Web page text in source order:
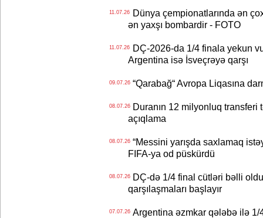
11.07.26Dünya çempionatlarında ən
ən yaxşı bombardir - FOTO
11.07.26DÇ-2026-da 1/4 finala yekun
Argentina isə İsveçrəyə qarşı
09.07.26“Qarabağ“ Avropa Liqasına
08.07.26Duranın 12 milyonluq transferi
açıqlama
08.07.26“Messini yarışda saxlamaq
FIFA-ya od püskürdü
08.07.26DÇ-də 1/4 final cütləri bəlli
qarşılaşmaları başlayır
07.07.26Argentina əzmkar qələbə ilə 1/